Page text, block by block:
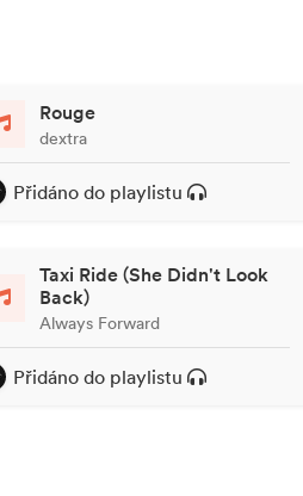
Rouge
dextra
Přidáno do playlistu
Taxi Ride (She Didn't Look
Back)
Always Forward
Přidáno do playlistu